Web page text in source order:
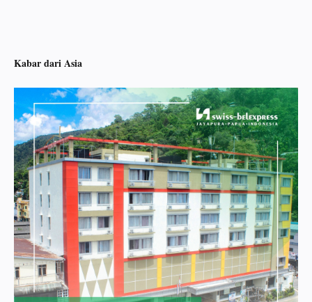
Kabar dari Asia